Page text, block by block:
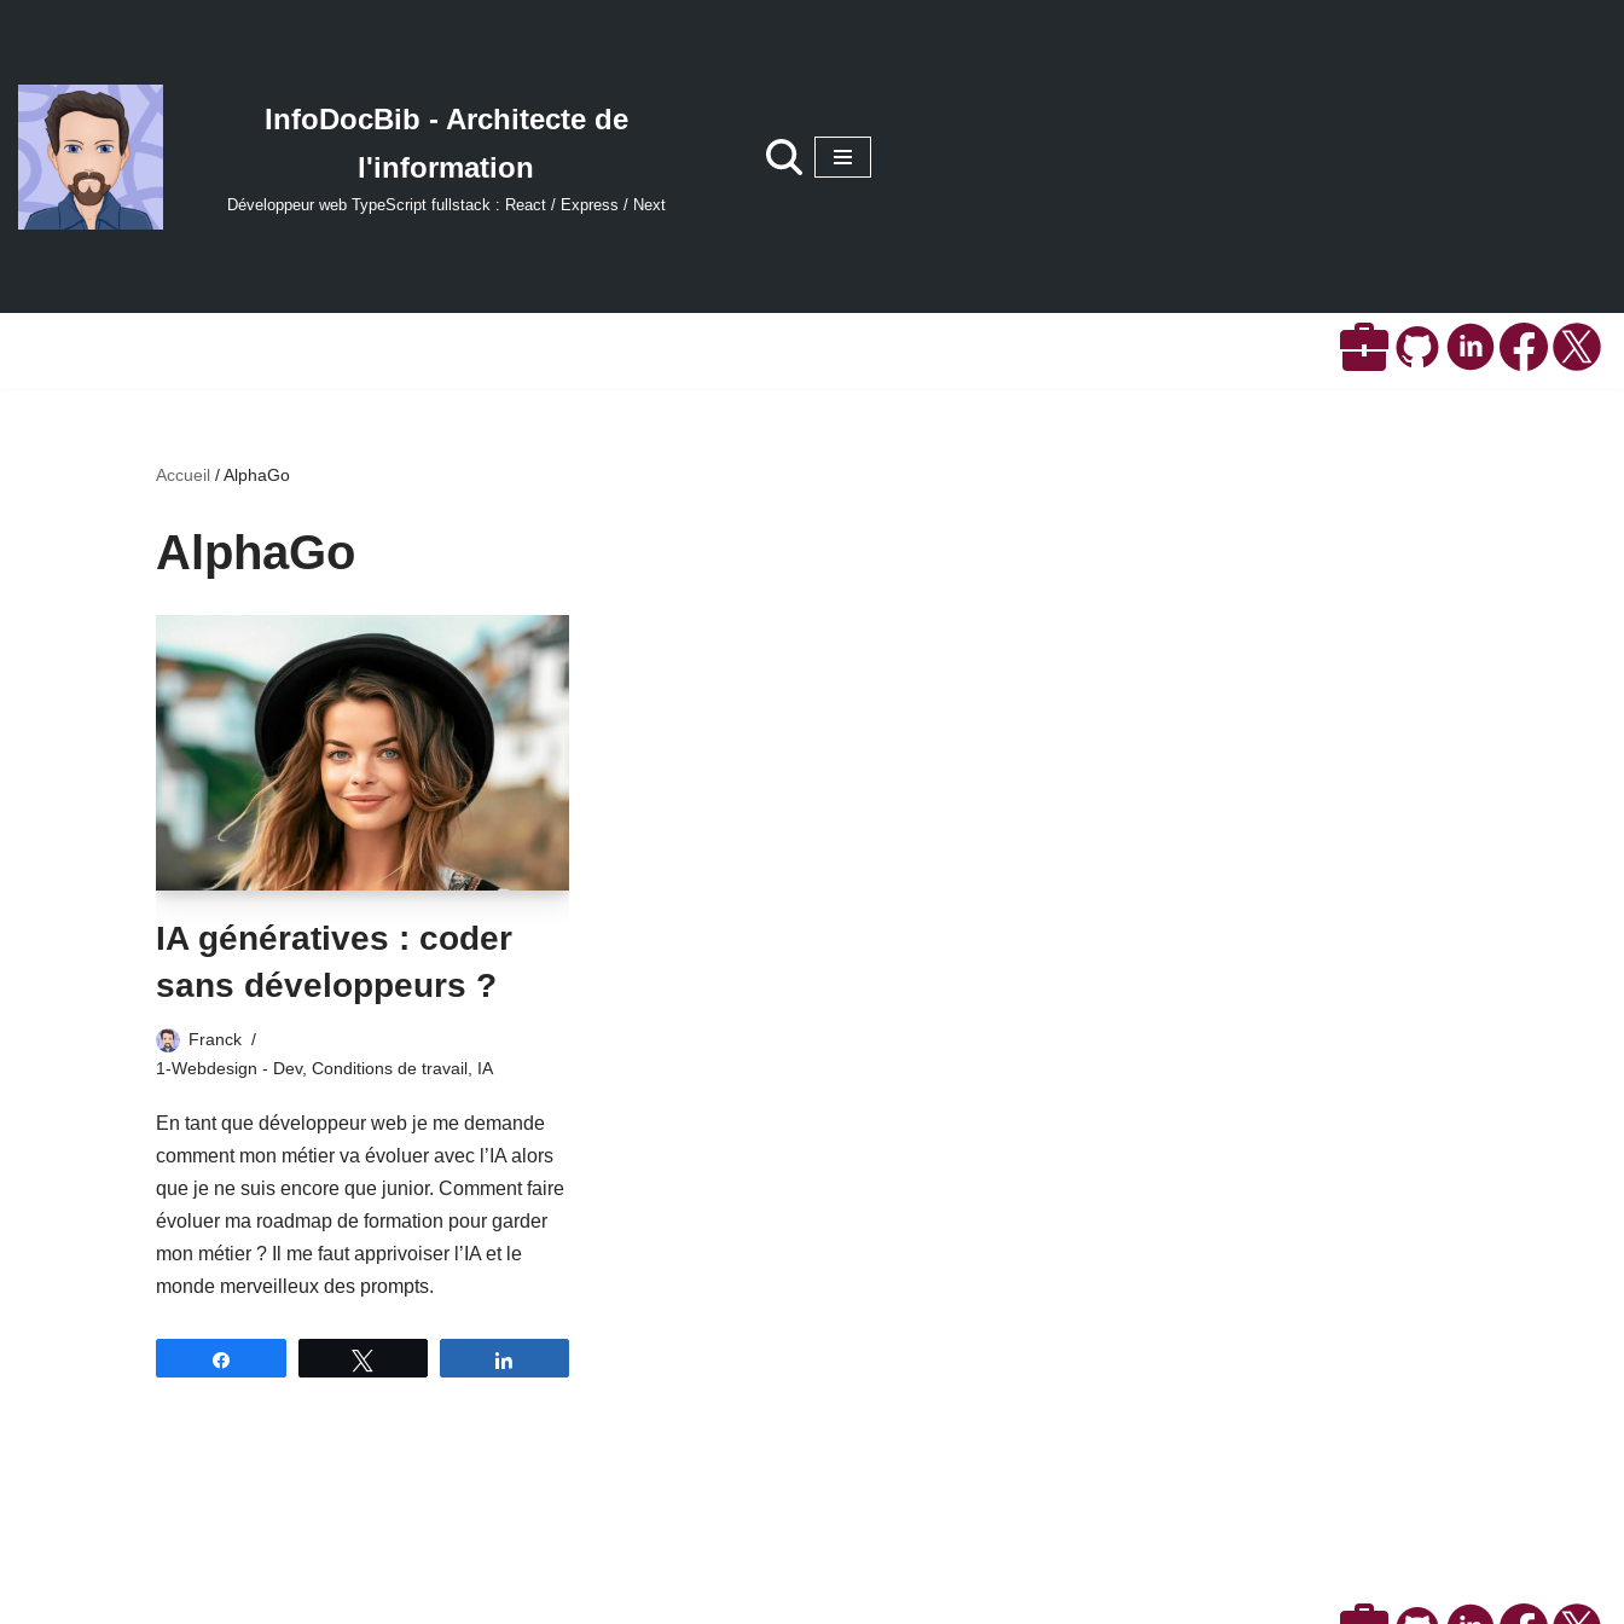
au
contenu
InfoDocBib - Architecte de
l'information
Développeur web TypeScript fullstack : React / Express / Next
Accueil /AlphaGo
AlphaGo
IA génératives : coder
sans développeurs ?
Franck
1-Webdesign - Dev,Conditions de travail IA
En tant que développeur web je me demande
comment mon métier va évoluer avec l’IA alors
que je ne suis encore que junior. Comment faire
évoluer ma roadmap de formation pour garder
mon métier ? Il me faut apprivoiser l’IA et le
monde merveilleux des prompts.